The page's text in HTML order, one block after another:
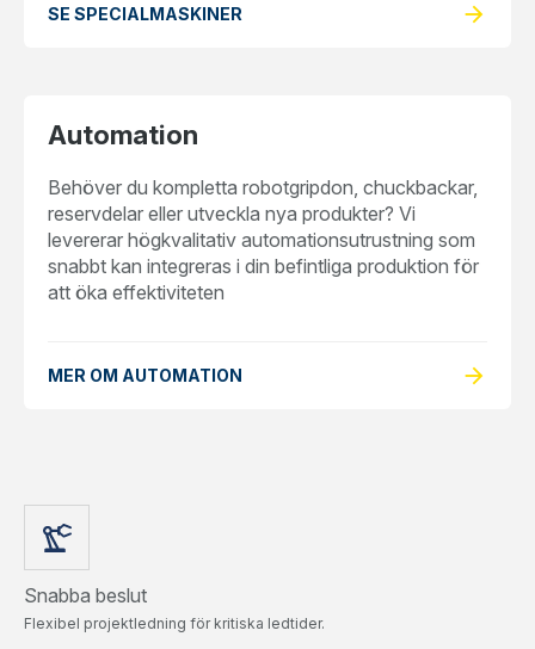
SE SPECIALMASKINER arrow_forward
Automation
Behöver du kompletta robotgripdon, chuckbackar,
reservdelar eller utveckla nya produkter? Vi
levererar högkvalitativ automationsutrustning som
snabbt kan integreras i din befintliga produktion för
att öka effektiviteten
MER OM AUTOMATION arrow_forward
Snabba beslut
Flexibel projektledning för kritiska ledtider.